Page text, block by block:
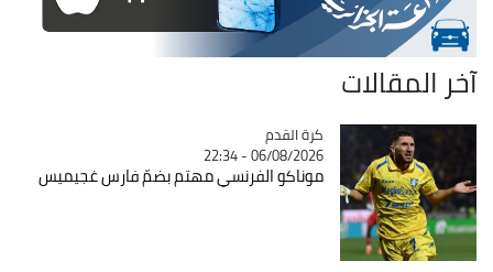
آخر المقالات
Catégorie
كرة القدم
06/08/2026 - 22:34
موناكو الفرنسي مهتم بضمّ فارس غجيميس